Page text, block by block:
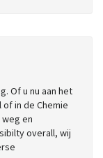
Of u nu aan het
in de Chemie
en
overall, wij